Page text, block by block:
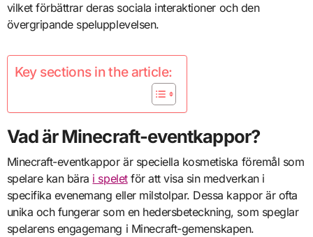
vilket förbättrar deras sociala interaktioner och den
övergripande spelupplevelsen.
Key sections in the article:
Vad är Minecraft-eventkappor?
Minecraft-eventkappor är speciella kosmetiska föremål som
spelare kan bära i speletför att visa sin medverkan i
specifika evenemang eller milstolpar. Dessa kappor är ofta
unika och fungerar som en hedersbeteckning, som speglar
spelarens engagemang i Minecraft-gemenskapen.